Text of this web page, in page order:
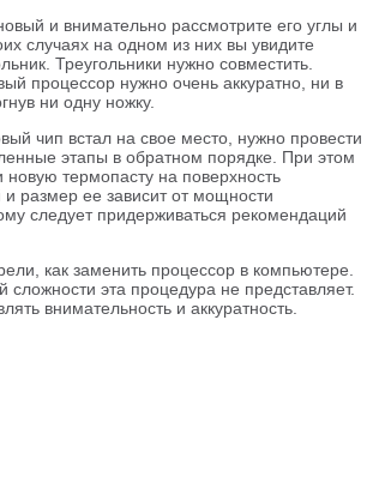
и внимательно рассмотрите его углы и
случаях на одном из них вы увидите
Треугольники нужно совместить.
процессор нужно очень аккуратно, ни в
ни одну ножку.
чип встал на свое место, нужно провести
этапы в обратном порядке. При этом
новую термопасту на поверхность
размер ее зависит от мощности
следует придерживаться рекомендаций
как заменить процессор в компьютере.
сложности эта процедура не представляет.
внимательность и аккуратность.